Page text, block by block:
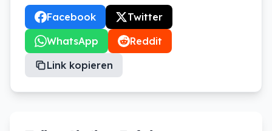
Facebook
Twitter
WhatsApp
Reddit
Link kopieren